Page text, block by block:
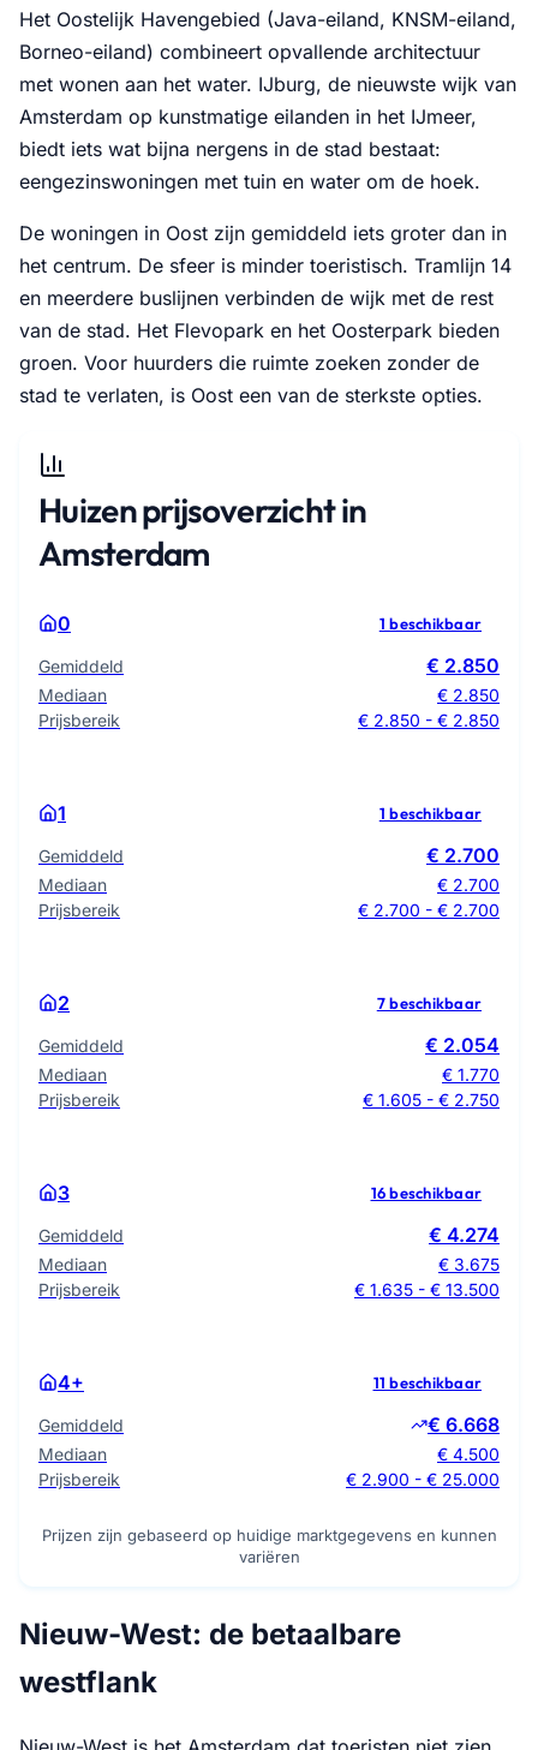
Het Oostelijk Havengebied (Java-eiland, KNSM-eiland,
Borneo-eiland) combineert opvallende architectuur
met wonen aan het water. IJburg, de nieuwste wijk van
Amsterdam op kunstmatige eilanden in het IJmeer,
biedt iets wat bijna nergens in de stad bestaat:
eengezinswoningen met tuin en water om de hoek.
De woningen in Oost zijn gemiddeld iets groter dan in
het centrum. De sfeer is minder toeristisch. Tramlijn 14
en meerdere buslijnen verbinden de wijk met de rest
van de stad. Het Flevopark en het Oosterpark bieden
groen. Voor huurders die ruimte zoeken zonder de
stad te verlaten, is Oost een van de sterkste opties.
Huizen prijsoverzicht in
Amsterdam
0 1 beschikbaar
Gemiddeld € 2.850
Mediaan
€ 2.850
Prijsbereik
€ 2.850 - € 2.850
1 1 beschikbaar
Gemiddeld € 2.700
Mediaan
€ 2.700
Prijsbereik
€ 2.700 - € 2.700
2 7 beschikbaar
Gemiddeld € 2.054
Mediaan
€ 1.770
Prijsbereik
€ 1.605 - € 2.750
3 16 beschikbaar
Gemiddeld € 4.274
Mediaan
€ 3.675
Prijsbereik
€ 1.635 - € 13.500
4+ 11 beschikbaar
Gemiddeld € 6.668
Mediaan
€ 4.500
Prijsbereik
€ 2.900 - € 25.000
Prijzen zijn gebaseerd op huidige marktgegevens en kunnen
variëren
Nieuw-West: de betaalbare
westflank